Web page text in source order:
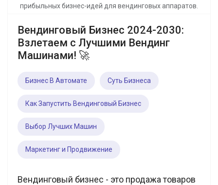
прибыльных бизнес-идей для вендинговых аппаратов.
Вендинговый Бизнес 2024-2030:
Взлетаем с Лучшими Вендинг
Машинами! 🚀
Бизнес В Автомате Суть Бизнеса
Как Запустить Вендинговый Бизнес
Выбор Лучших Машин
Маркетинг и Продвижение
Вендинговый бизнес - это продажа товаров